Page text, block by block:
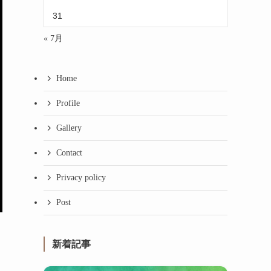
31
« 7月
Home
Profile
Gallery
Contact
Privacy policy
Post
新着記事